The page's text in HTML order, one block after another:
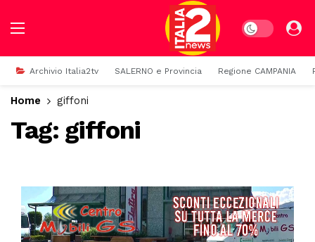
Dark mode
Archivio Italia2tv SALERNO e Provincia Regione CAMPANIA
Home giffoni
Tag: giffoni